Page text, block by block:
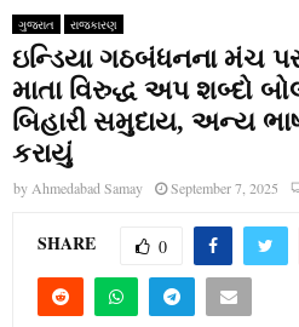
ગુજરાત રાજકારણ
ઇન્ડિયા ગઠબંધનના મંચ પર
માતા વિરુદ્ધ અપ શબ્દો
બિહારી સમુદાય, અન્ય
કરાયું
byAhmedabad Samay September 7, 2025
SHARE 0